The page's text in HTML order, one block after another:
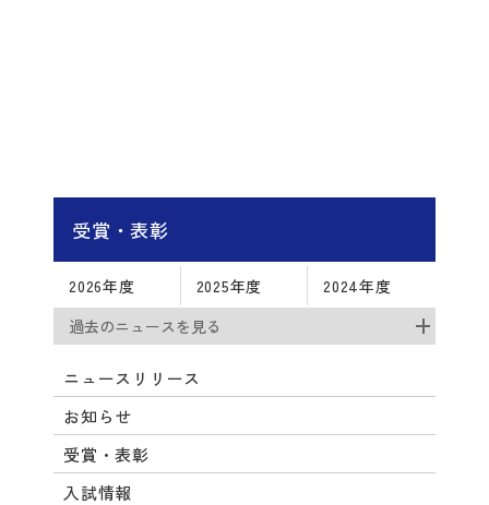
受賞・表彰
2026年度 2025年度
2024年度
過去のニュースを見る
ニュースリリース
お知らせ
受賞・表彰
入試情報